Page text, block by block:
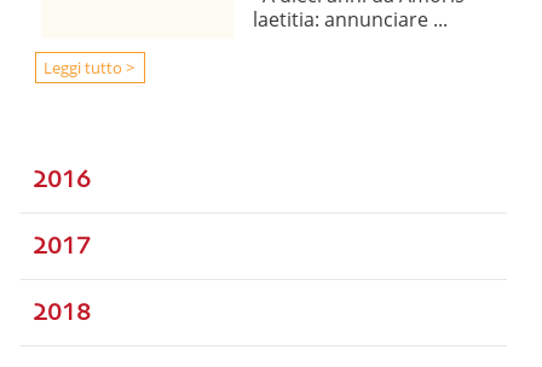
laetitia: annunciare ...
Leggi tutto >
2016
2017
2018